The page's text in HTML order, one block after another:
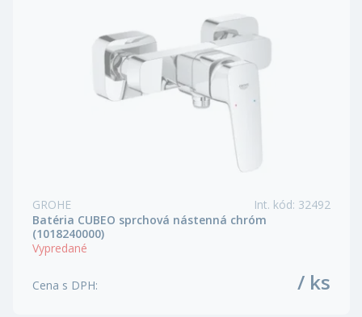
GROHE Int. kód: 32492
Batéria CUBEO sprchová nástenná chróm
(1018240000)
Vypredané
Cena s DPH: / ks